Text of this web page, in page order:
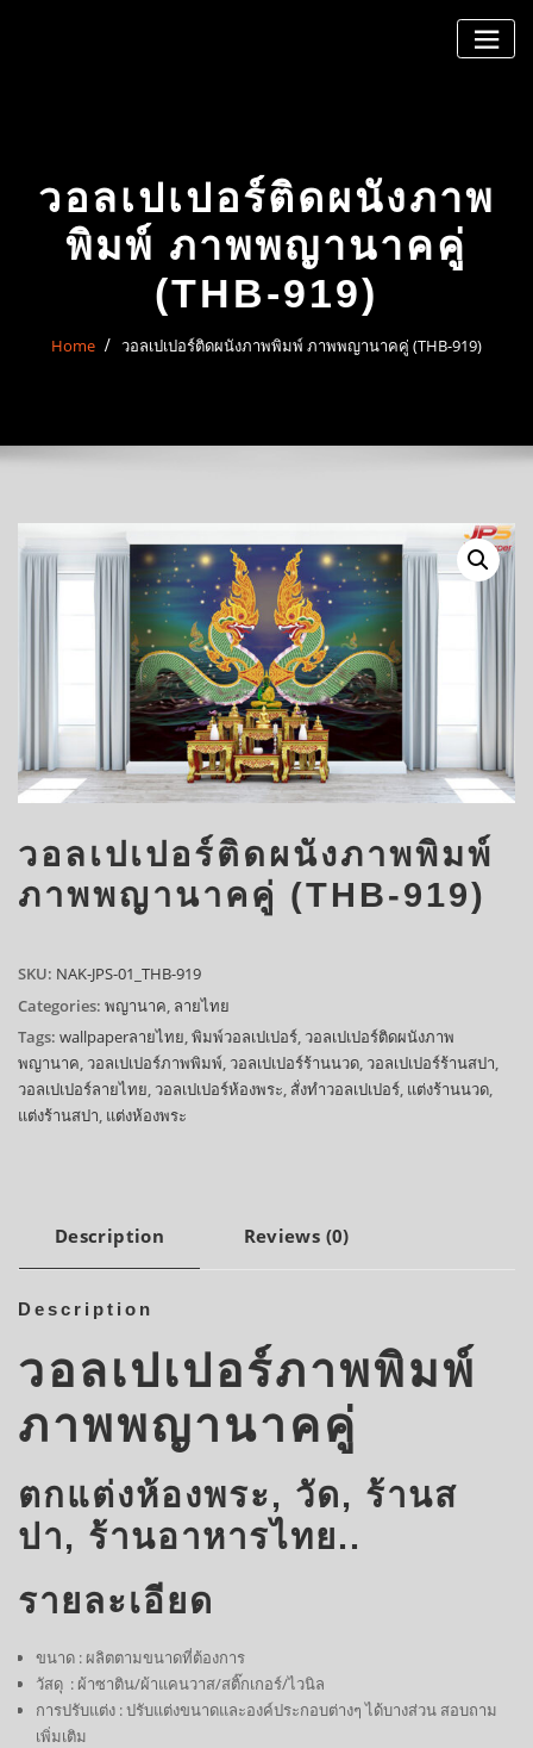
วอลเปเปอร์ติดผนังภาพ
พิมพ์ ภาพพญานาคคู่
(THB-919)
Home วอลเปเปอร์ติดผนังภาพพิมพ์ ภาพพญานาคคู่ (THB-919)
วอลเปเปอร์ติดผนังภาพพิมพ์
ภาพพญานาคคู่ (THB-919)
SKU: NAK-JPS-01_THB-919
Categories: พญานาค ลายไทย
Tags: wallpaperลายไทย,พิมพ์วอลเปเปอร์, วอลเปเปอร์ติดผนังภาพ
พญานาค, วอลเปเปอร์ภาพพิมพ์, วอลเปเปอร์ร้านนวด, วอลเปเปอร์ร้านสปา,
วอลเปเปอร์ลายไทย, วอลเปเปอร์ห้องพระ, สั่งทำวอลเปเปอร์, แต่งร้านนวด,
แต่งร้านสปา, แต่งห้องพระ
Description Reviews (0)
Description
วอลเปเปอร์ภาพพิมพ์
ภาพพญานาคคู่
ตกแต่งห้องพระ, วัด, ร้านส
ปา, ร้านอาหารไทย..
รายละเอียด
ขนาด : ผลิตตามขนาดที่ต้องการ
วัสดุ : ผ้าซาติน/ผ้าแคนวาส/สติ๊กเกอร์/ไวนิล
การปรับแต่ง : ปรับแต่งขนาดและองค์ประกอบต่างๆ ได้บางส่วน สอบถาม
เพิ่มเติม